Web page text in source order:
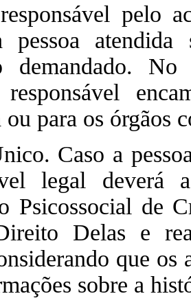
pelo
pessoa
demandado.
ou para os órgãos
Caso a
legal deverá
Psicossocial de
Delas e
que
sobre a